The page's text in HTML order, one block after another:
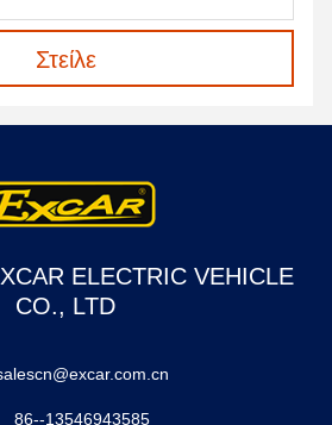
Στείλε
ELECTRIC VEHICLE
CO., LTD
86--13546943585